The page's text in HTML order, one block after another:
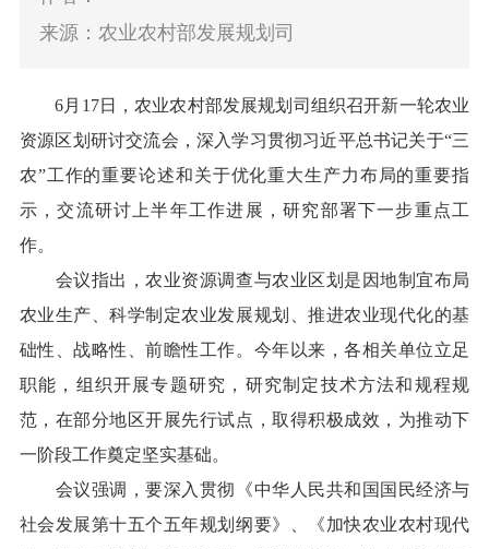
来源：农业农村部发展规划司
6月 17日，农业农村部发展规划司组织召开新一轮农业
资源区划研讨交流会，深入学习贯彻习近平总书记关于“三
农”工作的重要论述和关于优化重大生产力布局的重要指
示，交流研讨上半年工作进展，研究部署下一步重点工
作。
会议指出，农业资源调查与农业区划是因地制宜布局
农业生产、科学制定农业发展规划、推进农业现代化的基
础性、战略性、前瞻性工作。今年以来，各相关单位立足
职能，组织开展专题研究，研究制定技术方法和规程规
范，在部分地区开展先行试点，取得积极成效，为推动下
一阶段工作奠定坚实基础。
会议强调，要深入贯彻《中华人民共和国国民经济与
社会发展第十五个五年规划纲要》、《加快农业农村现代